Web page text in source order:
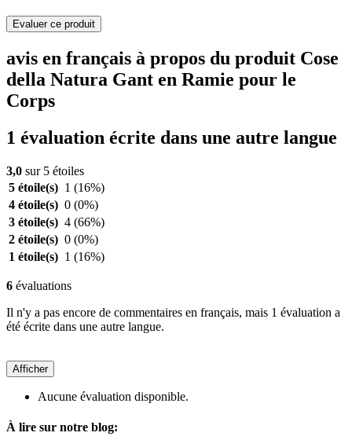
Evaluer ce produit
avis en français à propos du produit Cose
della Natura Gant en Ramie pour le
Corps
1 évaluation écrite dans une autre langue
3,0 sur 5 étoiles
5 étoile(s) 1 (16%)
4 étoile(s) 0 (0%)
3 étoile(s) 4 (66%)
2 étoile(s) 0 (0%)
1 étoile(s) 1 (16%)
6 évaluations
Il n'y a pas encore de commentaires en français, mais 1 évaluation a
été écrite dans une autre langue.
Afficher
Aucune évaluation disponible.
À lire sur notre blog: